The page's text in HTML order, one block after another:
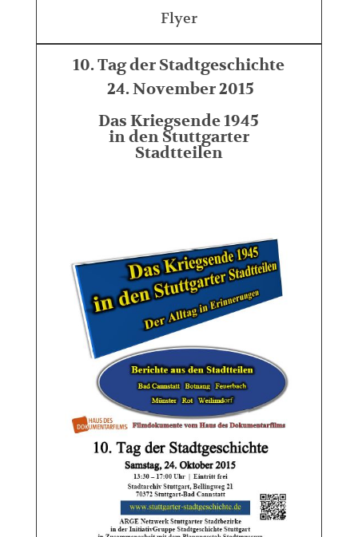
Flyer
10. Tag der Stadtgeschichte
24. November 2015
Das Kriegsende 1945
in den Stuttgarter
Stadtteilen